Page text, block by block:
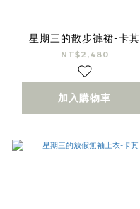
星期三的散步褲裙-卡其
NT$2,480
加入購物車